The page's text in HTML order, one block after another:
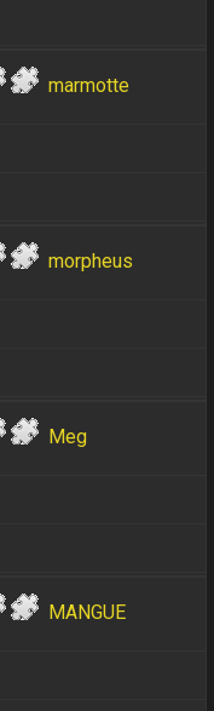
marmotte
morpheus
Meg
MANGUE